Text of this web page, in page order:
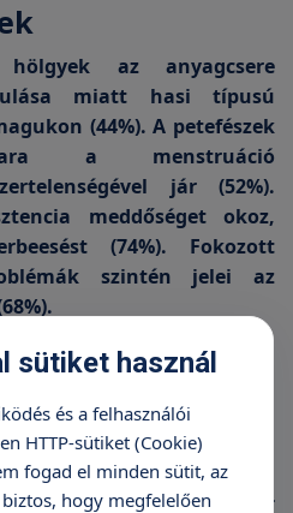
az anyagcsere
miatt hasi típusú
(44%). A petefészek
a menstruáció
jár (52%).
meddőséget okoz,
(74%). Fokozott
szintén jelei az
„csak” tüneti kezelésben
- az inzulinrezisztencia -
sütiket használ
és a felhasználói
HTTP-sütiket (Cookie)
fogad el minden sütit, az
hogy megfelelően